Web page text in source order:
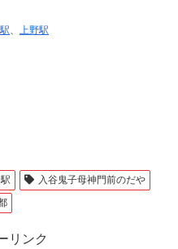
上野駅
入谷鬼子母神門前のだや
リンク